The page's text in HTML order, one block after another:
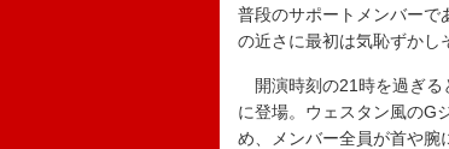
普段のサポートメンバーで
の近さに最初は気恥ずかし
開演時刻の21時を過ぎる
に登場。ウェスタン風のG
め、メンバー全員が首や腕